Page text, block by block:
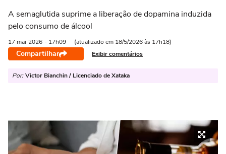
A semaglutida suprime a liberação de dopamina induzida
pelo consumo de álcool
17 mai 2026 - 17h09 (atualizado em 18/5/2026 às 17h18)
Compartilhar Exibir comentários
Por: Victor Bianchin / Licenciado de Xataka